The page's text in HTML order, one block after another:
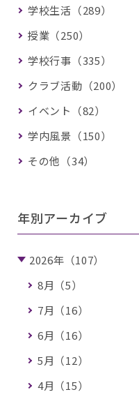
学校生活（289）
授業（250）
学校行事（335）
クラブ活動（200）
イベント（82）
学内風景（150）
その他（34）
年別アーカイブ
2026年（107）
8月（5）
7月（16）
6月（16）
5月（12）
4月（15）